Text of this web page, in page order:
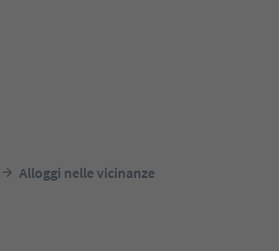
Alloggi nelle vicinanze